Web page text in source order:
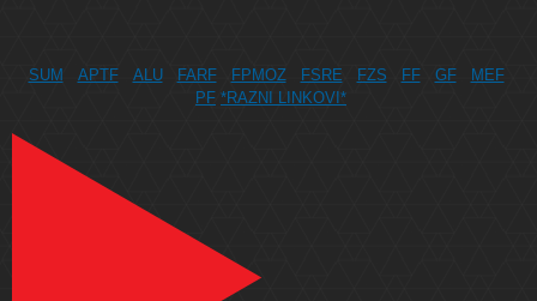
SUM APTF ALU FARF FPMOZ FSRE FZS FF GF
MEF
PF *RAZNI LINKOVI*